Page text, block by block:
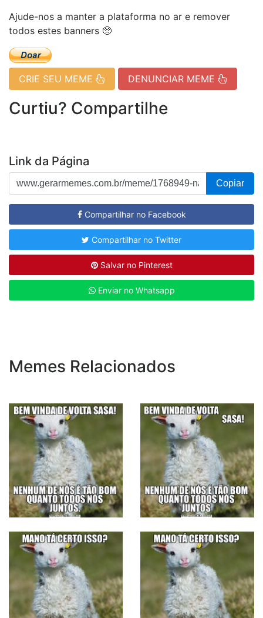
Ajude-nos a manter a plataforma no ar e remover
todos estes banners 🥺
CRIE SEU MEME DENUNCIAR MEME
Curtiu? Compartilhe
Link da Página
Copiar
Compartilhar no Facebook
Compartilhar no Twitter
Salvar no Pinterest
Enviar no Whatsapp
Memes Relacionados